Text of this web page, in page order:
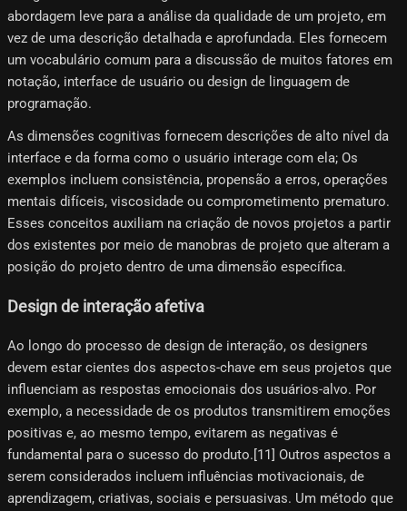
abordagem leve para a análise da qualidade de um projeto, em
vez de uma descrição detalhada e aprofundada. Eles fornecem
um vocabulário comum para a discussão de muitos fatores em
notação, interface de usuário ou design de linguagem de
programação.
As dimensões cognitivas fornecem descrições de alto nível da
interface e da forma como o usuário interage com ela; Os
exemplos incluem consistência, propensão a erros, operações
mentais difíceis, viscosidade ou comprometimento prematuro.
Esses conceitos auxiliam na criação de novos projetos a partir
dos existentes por meio de manobras de projeto que alteram a
posição do projeto dentro de uma dimensão específica.
Design de interação afetiva
Ao longo do processo de design de interação, os designers
devem estar cientes dos aspectos-chave em seus projetos que
influenciam as respostas emocionais dos usuários-alvo. Por
exemplo, a necessidade de os produtos transmitirem emoções
positivas e, ao mesmo tempo, evitarem as negativas é
fundamental para o sucesso do produto.[11] Outros aspectos a
serem considerados incluem influências motivacionais, de
aprendizagem, criativas, sociais e persuasivas. Um método que